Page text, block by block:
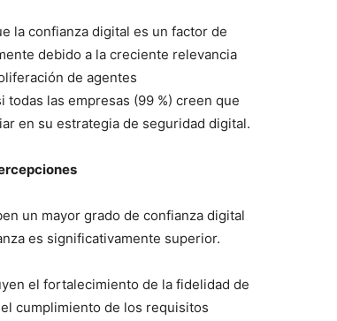
la confianza digital es un factor de
debido a la creciente relevancia
de agentes
las empresas (99 %) creen que
en su estrategia de seguridad digital.
un mayor grado de confianza digital
es significativamente superior.
el fortalecimiento de la fidelidad de
cumplimiento de los requisitos